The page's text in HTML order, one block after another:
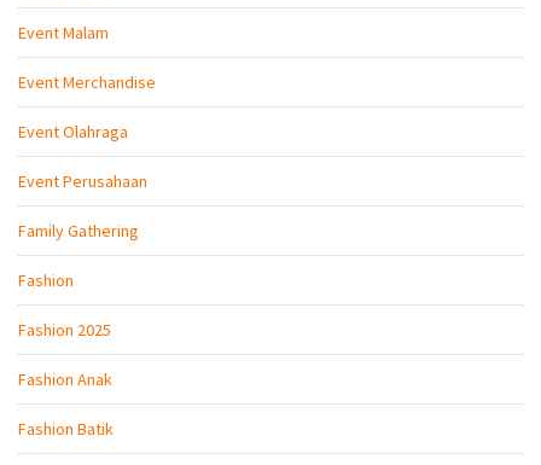
Event Malam
Event Merchandise
Event Olahraga
Event Perusahaan
Family Gathering
Fashion
Fashion 2025
Fashion Anak
Fashion Batik